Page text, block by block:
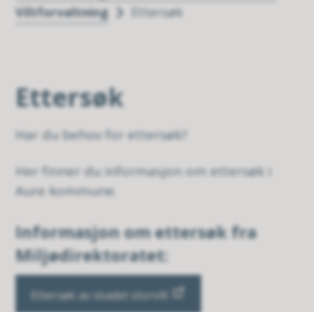
Viltforvaltning
Ettersøk
Ettersøk
Har du behov for ettersøk?
Her finner du informasjon om ettersøk i
Aure kommune.
Informasjon om ettersøk fra
Miljødirektoratet:
Ettersøk av skadet storvilt